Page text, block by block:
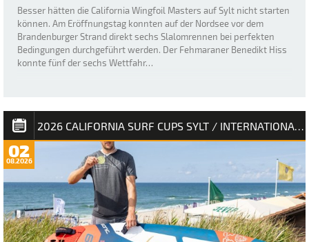
Besser hätten die California Wingfoil Masters auf Sylt nicht starten
können. Am Eröffnungstag konnten auf der Nordsee vor dem
Brandenburger Strand direkt sechs Slalomrennen bei perfekten
Bedingungen durchgeführt werden. Der Fehmaraner Benedikt Hiss
konnte fünf der sechs Wettfahr…
2026 CALIFORNIA SURF CUPS SYLT / INTERNATIONALE DEUTSCHE MEISTERSCHAFT
02
08.2026